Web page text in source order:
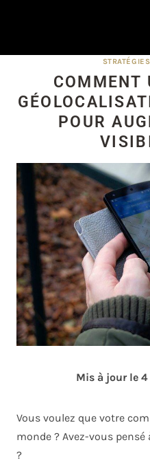
COMMENT
POUR
Mis à jour le
Vous voulez que votre
monde ? Avez-vous
?